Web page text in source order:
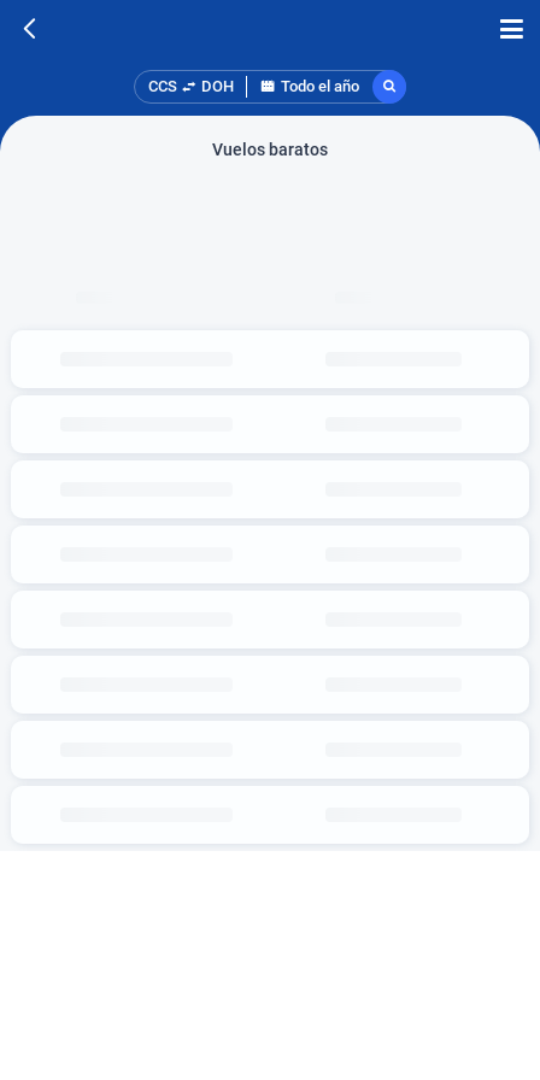
CCS DOH Todo el año
Vuelos baratos